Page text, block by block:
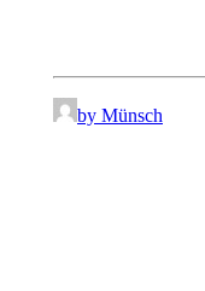
by Münsch